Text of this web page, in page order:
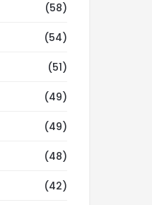
(58)
(54)
(51)
(49)
(49)
(48)
(42)